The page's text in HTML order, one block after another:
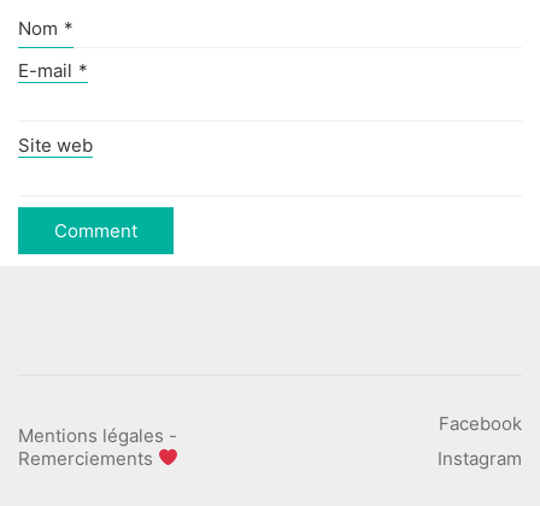
Nom *
E-mail *
Site web
Facebook
Instagram
Mentions légales -
Remerciements